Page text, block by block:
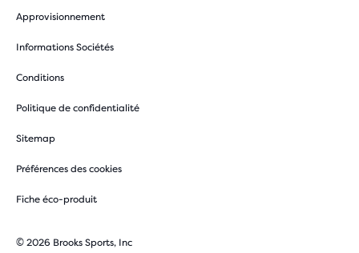
Approvisionnement
Informations Sociétés
Conditions
Politique de confidentialité
Sitemap
Préférences des cookies
Fiche éco-produit
© 2026 Brooks Sports, Inc